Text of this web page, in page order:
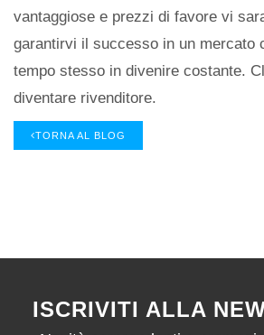
vantaggiose e prezzi di favore vi
garantirvi il successo in un mercato
tempo stesso in divenire costante.
diventare rivenditore.
TORNA AL BLOG
ISCRIVITI ALLA